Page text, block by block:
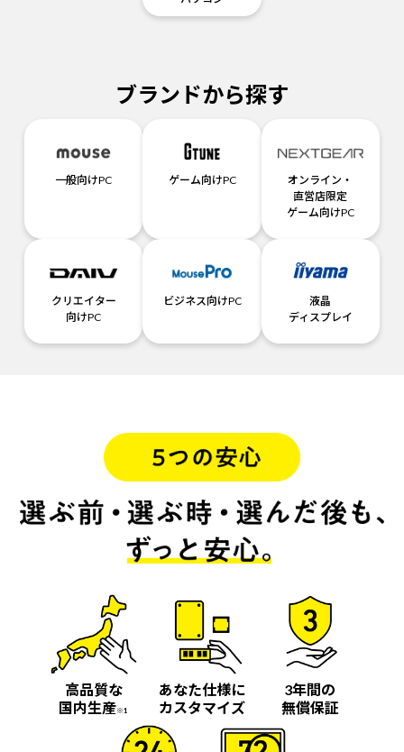
ブランドから探す
一般向けPC ゲーム向けPC
オンライン・
直営店限定
ゲーム向けPC
クリエイター
向けPC
ビジネス向けPC
液晶
ディスプレイ
高品質な
国内生産※1
あなた仕様に
カスタマイズ
3年間の
無償保証